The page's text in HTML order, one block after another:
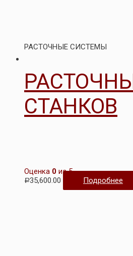
РАСТОЧНЫЕ СИСТЕМЫ
СТАНКОВ
Оценка 0 из 5
Р35,600.00 Подробнее